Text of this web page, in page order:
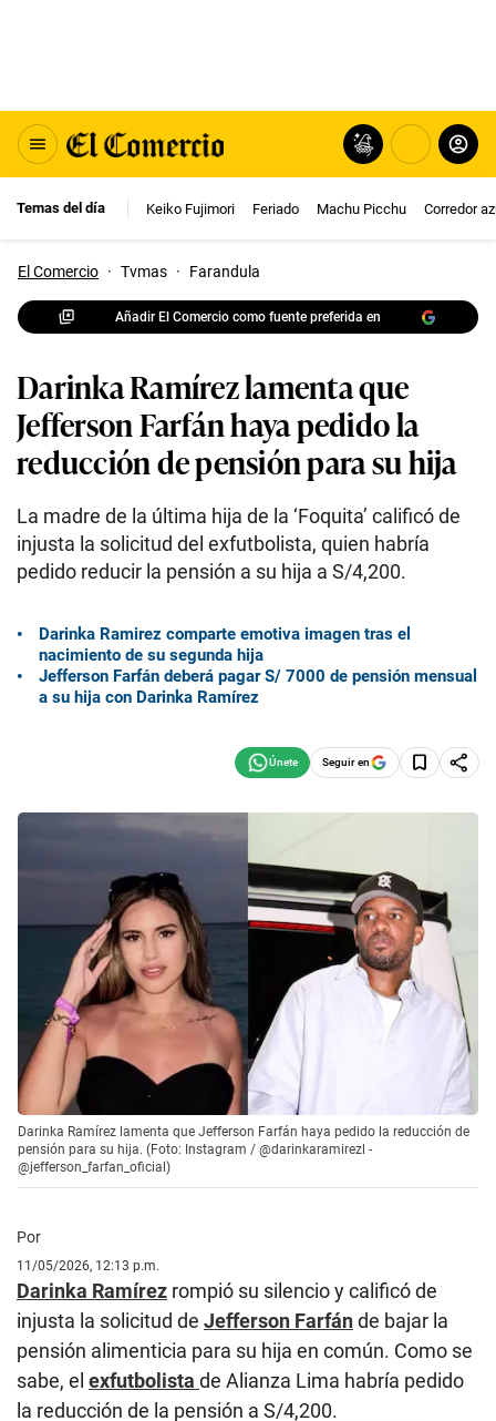
Temas del día Keiko Fujimori Feriado Machu Picchu Corredor
El Comercio · Tvmas · Farandula
Añadir El Comercio como fuente preferida en
Darinka Ramírez lamenta que
Jefferson Farfán haya pedido la
reducción de pensión para su hija
La madre de la última hija de la ‘Foquita’ calificó de
injusta la solicitud del exfutbolista, quien habría
pedido reducir la pensión a su hija a S/4,200.
Darinka Ramirez comparte emotiva imagen tras el
nacimiento de su segunda hija
Jefferson Farfán deberá pagar S/ 7000 de pensión mensual
a su hija con Darinka Ramírez
Seguir en
Darinka Ramírez lamenta que Jefferson Farfán haya pedido la reducción de
pensión para su hija. (Foto: Instagram / @darinkaramirezl -
@jefferson_farfan_oficial)
Por
11/05/2026, 12:13 p.m.
Darinka Ramírez rompió su silencio y calificó de
injusta la solicitud de Jefferson Farfánde bajar la
pensión alimenticia para su hija en común. Como se
sabe, el exfutbolista de Alianza Lima habría pedido
la reducción de la pensión a S/4,200.